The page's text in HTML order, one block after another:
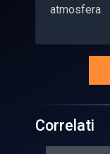
atmosfera
Correlati